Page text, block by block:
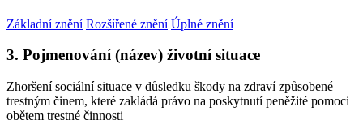
Základní znění Rozšířené znění Úplné znění
3. Pojmenování (název) životní situace
Zhoršení sociální situace v důsledku škody na zdraví způsobené
trestným činem, které zakládá právo na poskytnutí peněžité pomoci
obětem trestné činnosti